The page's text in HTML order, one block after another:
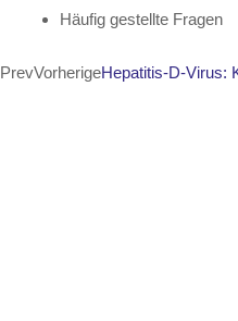
Häufig gestellte Fragen
PrevVorherigeHepatitis-D-Virus: